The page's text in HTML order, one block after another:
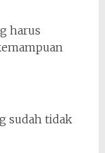
harus
sudah tidak